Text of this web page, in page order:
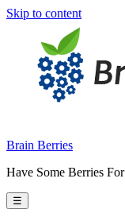
Skip to content
Brain Berries
Have Some Berries
☰